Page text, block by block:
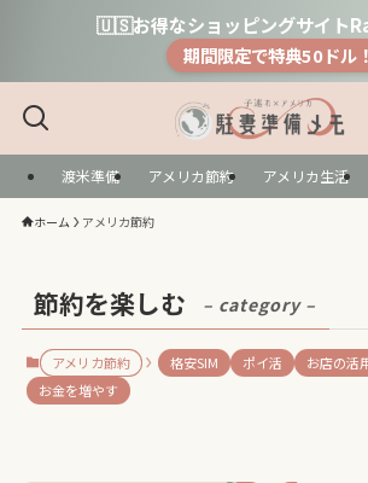
🇺🇸お得なショッピングサイト
期間限定で特典50ドル！
渡米準備 アメリカ節約 アメリカ生活
ホーム アメリカ節約
節約を楽しむ – category –
アメリカ節約 格安SIM ポイ活 お店の活
お金を増やす